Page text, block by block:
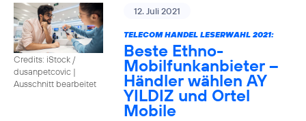
Credits: iStock /
dusanpetcovic |
Ausschnitt bearbeitet
12. Juli 2021
TELECOM HANDEL LESERWAHL 2021:
Beste Ethno-
Mobilfunkanbieter –
Händler wählen AY
YILDIZ und Ortel
Mobile